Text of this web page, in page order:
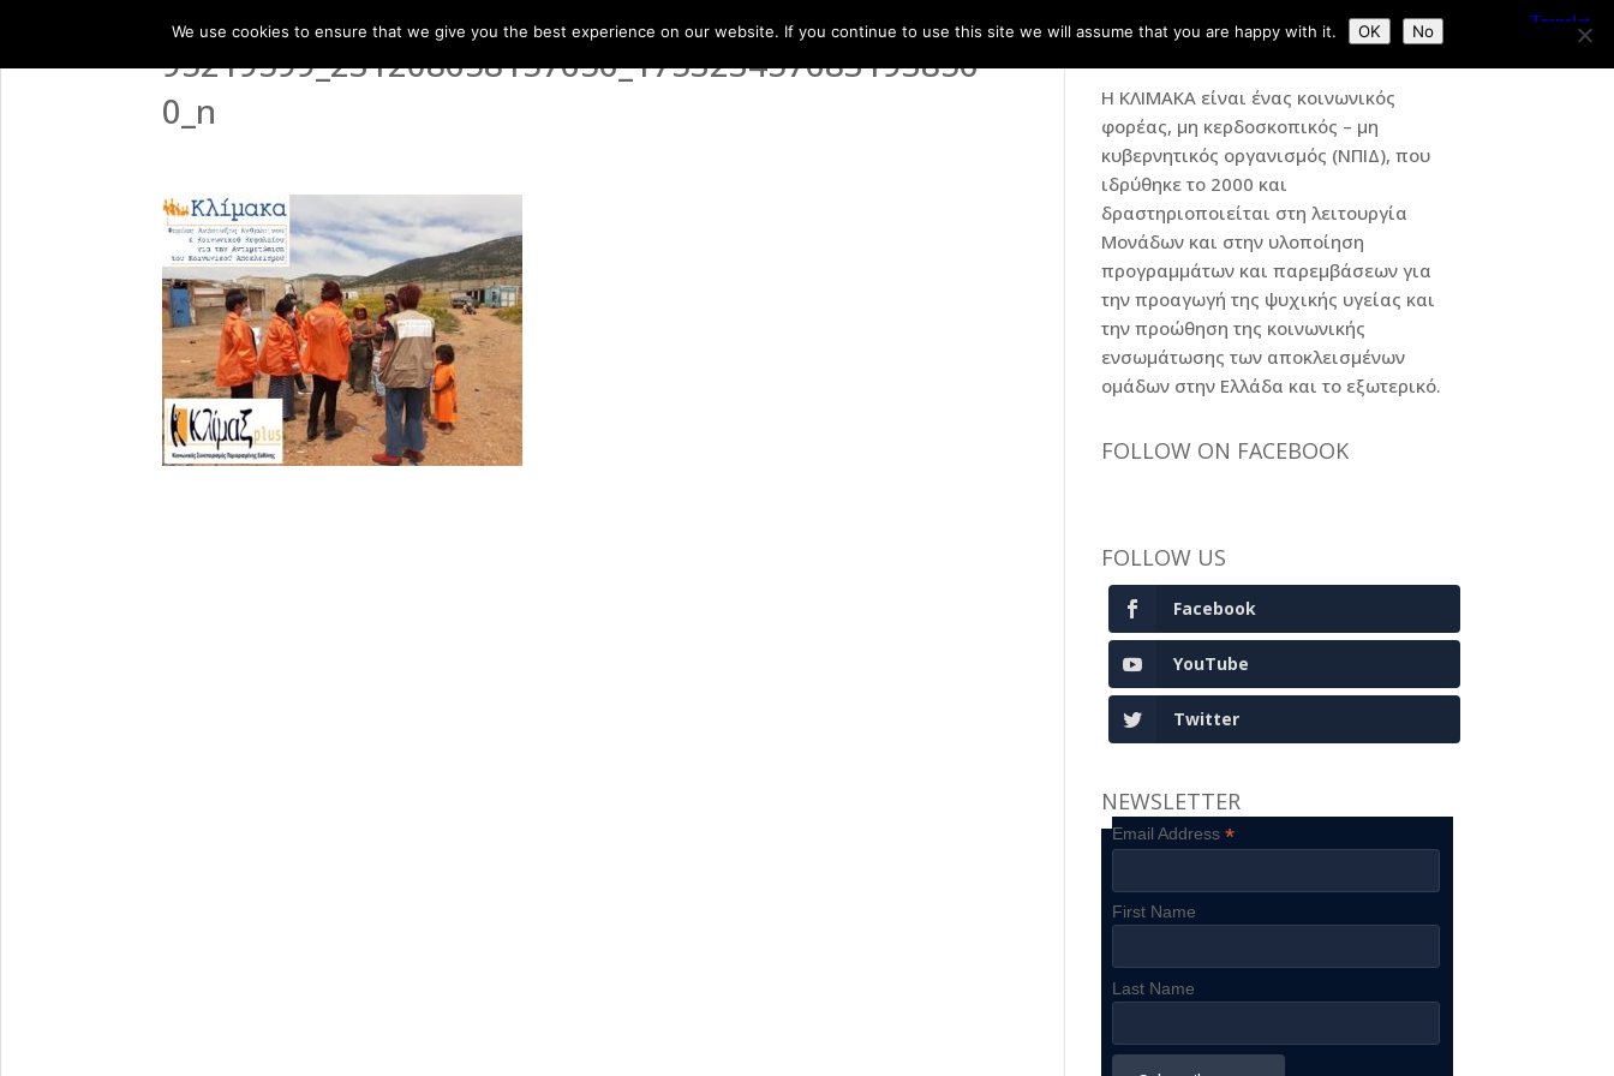
95219599_231208658157656_175323457683193856
0_n
Η ΚΛΙΜΑΚΑ είναι ένας κοινωνικός
φορέας, μη κερδοσκοπικός – μη
κυβερνητικός οργανισμός (ΝΠΙΔ), που
ιδρύθηκε το 2000 και
δραστηριοποιείται στη λειτουργία
Μονάδων και στην υλοποίηση
προγραμμάτων και παρεμβάσεων για
την προαγωγή της ψυχικής υγείας και
την προώθηση της κοινωνικής
ενσωμάτωσης των αποκλεισμένων
ομάδων στην Ελλάδα και το εξωτερικό.
FOLLOW ON FACEBOOK
FOLLOW US
Facebook
YouTube
Twitter
NEWSLETTER
Email Address*
First Name
Last Name
We use cookies to ensure that we give you the best experience on our website. If you continue to use this site we will assume that you are happy with it. OK No